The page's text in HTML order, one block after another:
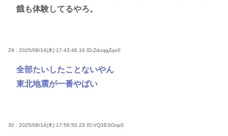
餓も体験してるやろ。
29 : 2025/08/14(木) 17:43:46.16 ID:ZdoqgZqo0
全部たいしたことないやん
東北地震が一番やばい
30 : 2025/08/14(木) 17:56:50.23 ID:VQ3ESGxp0